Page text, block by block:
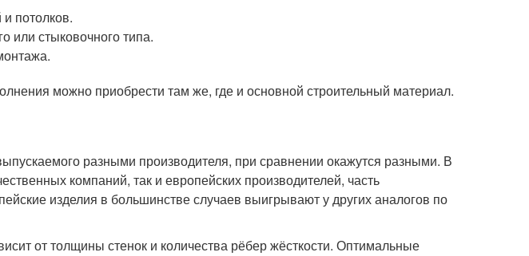
потолков.
или стыковочного типа.
можно приобрести там же, где и основной строительный материал.
разными производителя, при сравнении окажутся разными. В
компаний, так и европейских производителей, часть
изделия в большинстве случаев выигрывают у других аналогов по
от толщины стенок и количества рёбер жёсткости. Оптимальные